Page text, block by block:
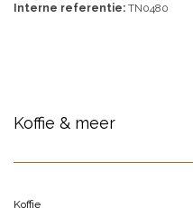
Interne referentie: TN0480
Koffie & meer
Koffie